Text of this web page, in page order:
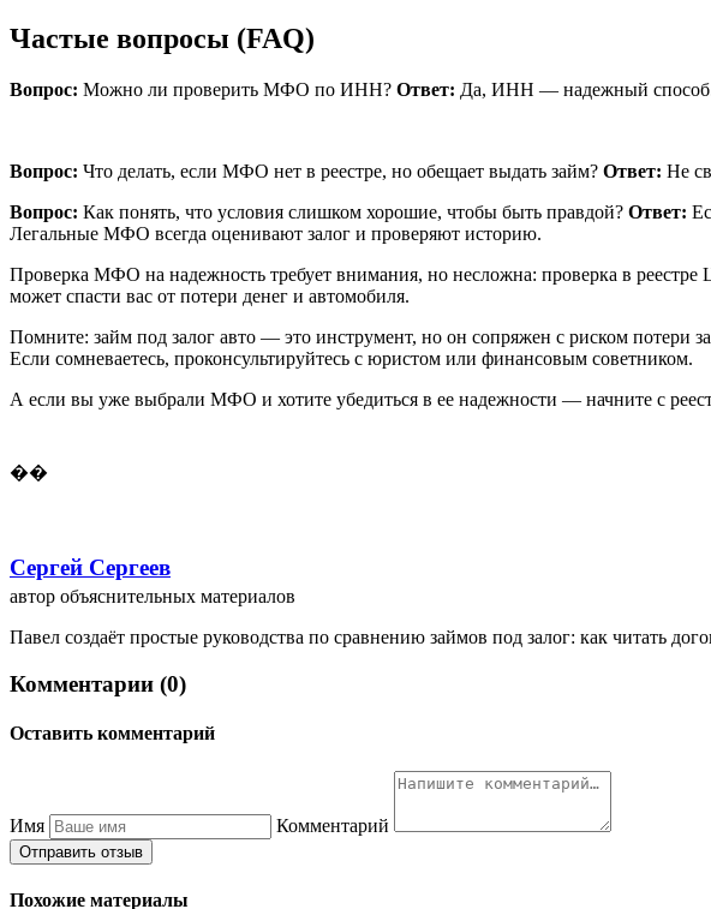
Частые вопросы (FAQ)
Вопрос: Можно ли проверить МФО по ИНН? Ответ: Да, ИНН — надежный способ.
Вопрос: Что делать, если МФО нет в реестре, но обещает выдать займ? Ответ: Не
Вопрос: Как понять, что условия слишком хорошие, чтобы быть правдой? Ответ:
Легальные МФО всегда оценивают залог и проверяют историю.
Проверка МФО на надежность требует внимания, но несложна: проверка в
может спасти вас от потери денег и автомобиля.
Помните: займ под залог авто — это инструмент, но он сопряжен с риском потери
Если сомневаетесь, проконсультируйтесь с юристом или финансовым советником.
А если вы уже выбрали МФО и хотите убедиться в ее надежности — начните с
��
Сергей Сергеев
автор объяснительных материалов
Павел создаёт простые руководства по сравнению займов под залог: как читать
Комментарии (0)
Оставить комментарий
Имя Комментарий
Отправить отзыв
Похожие материалы